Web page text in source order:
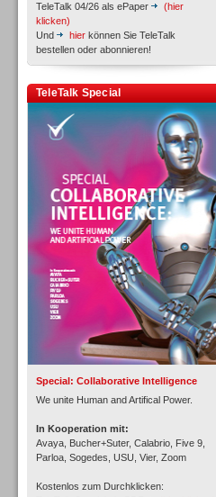
TeleTalk 04/26 als ePaper
(hier
klicken)
Und
hier können Sie TeleTalk
bestellen oder abonnieren!
TeleTalk Special
Special: Collaborative Intelligence
We unite Human and Artifical Power.
In Kooperation mit:
Avaya, Bucher+Suter, Calabrio, Five 9,
Parloa, Sogedes, USU, Vier, Zoom
Kostenlos zum Durchklicken:
Personal
Inbound